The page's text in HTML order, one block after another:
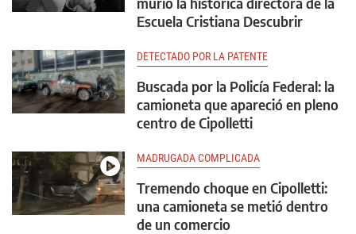
Escuela Cristiana Descubrir
DETECTADO POR LA PATENTE
Buscada por la Policía Federal: la
camioneta que apareció en pleno
centro de Cipolletti
MADRUGADA COMPLICADA
Tremendo choque en Cipolletti:
una camioneta se metió dentro
de un comercio